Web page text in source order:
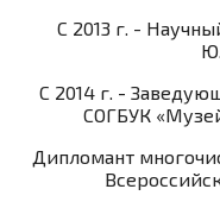
С 2013 г. -
С 2014 г. -
СОГБУК
Дипломант